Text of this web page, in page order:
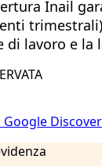
Inail
lavoro e la